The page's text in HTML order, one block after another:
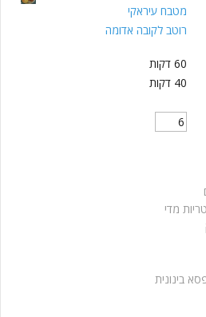
מטבח עיראקי
רוטב לקובה אדומה
60 דקות
40 דקות
בינונית